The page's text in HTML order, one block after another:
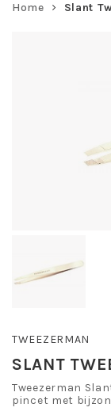
Home Slant
TWEEZERMAN
SLANT
Tweezerman
pincet met